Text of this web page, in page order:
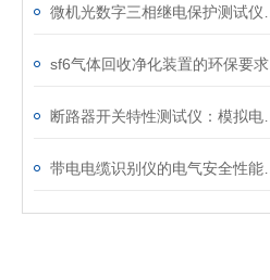
sf6气体回收净化装置的环保要求